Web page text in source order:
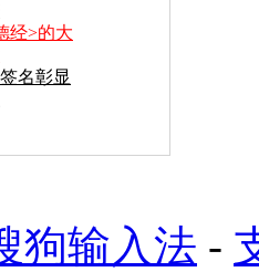
经>的大
名彰显
狗输入法 -